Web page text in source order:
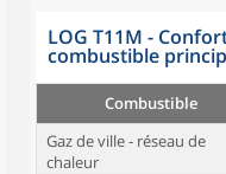
LOG T11M -
combustible
Combustible
Gaz de ville - réseau de
chaleur